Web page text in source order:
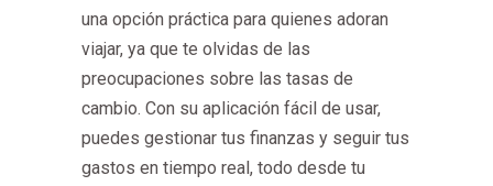
una opción práctica para quienes adoran
viajar, ya que te olvidas de las
preocupaciones sobre las tasas de
cambio. Con su aplicación fácil de usar,
puedes gestionar tus finanzas y seguir tus
gastos en tiempo real, todo desde tu